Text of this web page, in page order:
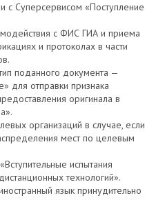
с Суперсервисом «Поступление
с ФИС ГИА и приема
и протоколах в части
поданного документа —
для отправки признака
оригинала в
организаций в случае, если
мест по целевым
испытания
технологий».
язык принудительно